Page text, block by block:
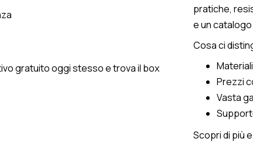
gratuito oggi stesso e trova il box
pratiche,
e un
Cosa ci
Prezzi
Vasta
Scopri di più